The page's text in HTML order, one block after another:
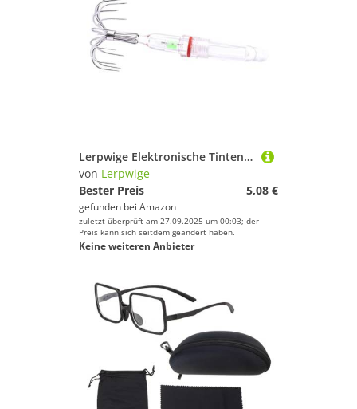
Lerpwige Elektronische Tintenfischköder Ohne Batterie Nacht Fischereigetriebe Korrosions Widerstand
von Lerpwige
Bester Preis
5,08 €
gefunden bei Amazon
zuletzt überprüft am 27.09.2025 um 00:03; der
Preis kann sich seitdem geändert haben.
Keine weiteren Anbieter